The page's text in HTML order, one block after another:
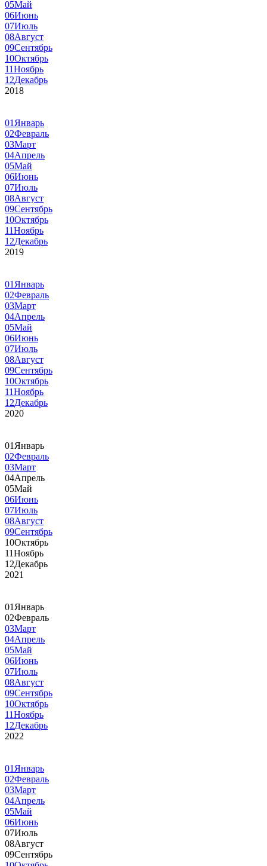
05Май
06Июнь
07Июль
08Август
09Сентябрь
10Октябрь
11Ноябрь
12Декабрь
2018
01 Январь
02Февраль
03Март
04Апрель
05Май
06Июнь
07Июль
08Август
09Сентябрь
10Октябрь
11Ноябрь
12Декабрь
2019
01 Январь
02Февраль
03Март
04Апрель
05Май
06Июнь
07Июль
08Август
09Сентябрь
10Октябрь
11Ноябрь
12Декабрь
2020
01 Январь
02Февраль
03Март
04Апрель
05Май
06Июнь
07Июль
08Август
09Сентябрь
10Октябрь
11Ноябрь
12Декабрь
2021
01 Январь
02Февраль
03Март
04Апрель
05Май
06Июнь
07Июль
08Август
09Сентябрь
10Октябрь
11Ноябрь
12Декабрь
2022
01 Январь
02Февраль
03Март
04Апрель
05Май
06Июнь
07Июль
08Август
09Сентябрь